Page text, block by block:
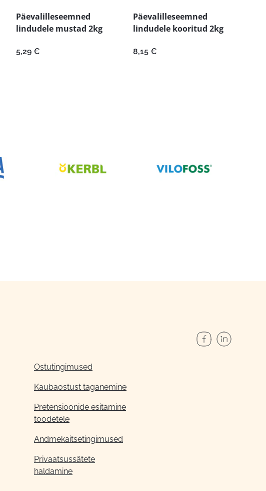
Päevalilleseemned
lindudele mustad 2kg
5,29 €
Päevalilleseemned
lindudele kooritud 2kg
8,15 €
Ostutingimused
Kaubaostust taganemine
Pretensioonide esitamine
toodetele
Andmekaitsetingimused
Privaatsussätete
haldamine